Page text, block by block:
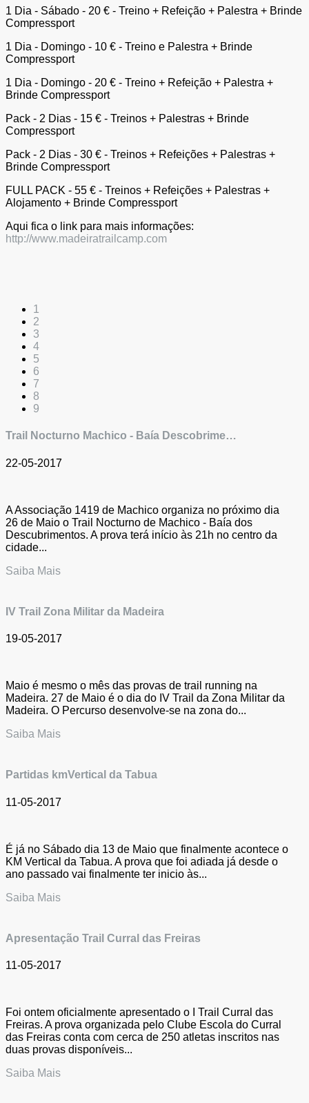
1 Dia - Sábado - 20 € - Treino + Refeição + Palestra + Brinde
Compressport
1 Dia - Domingo - 10 € - Treino e Palestra + Brinde
Compressport
1 Dia - Domingo - 20 € - Treino + Refeição + Palestra +
Brinde Compressport
Pack - 2 Dias - 15 € - Treinos + Palestras + Brinde
Compressport
Pack - 2 Dias - 30 € - Treinos + Refeições + Palestras +
Brinde Compressport
FULL PACK - 55 € - Treinos + Refeições + Palestras +
Alojamento + Brinde Compressport
Aqui fica o link para mais informações:
http://www.madeiratrailcamp.com
1
2
3
4
5
6
7
8
9
Trail Nocturno Machico - Baía Descobrime…
22-05-2017
A Associação 1419 de Machico organiza no próximo dia
26 de Maio o Trail Nocturno de Machico - Baía dos
Descubrimentos. A prova terá início às 21h no centro da
cidade...
Saiba Mais
IV Trail Zona Militar da Madeira
19-05-2017
Maio é mesmo o mês das provas de trail running na
Madeira. 27 de Maio é o dia do IV Trail da Zona Militar da
Madeira. O Percurso desenvolve-se na zona do...
Saiba Mais
Partidas kmVertical da Tabua
11-05-2017
É já no Sábado dia 13 de Maio que finalmente acontece o
KM Vertical da Tabua. A prova que foi adiada já desde o
ano passado vai finalmente ter inicio às...
Saiba Mais
Apresentação Trail Curral das Freiras
11-05-2017
Foi ontem oficialmente apresentado o I Trail Curral das
Freiras. A prova organizada pelo Clube Escola do Curral
das Freiras conta com cerca de 250 atletas inscritos nas
duas provas disponíveis...
Saiba Mais